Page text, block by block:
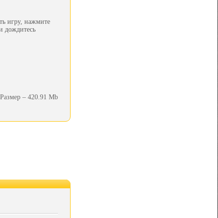
игру, нажмите
дождитесь
Размер – 420.91 Mb